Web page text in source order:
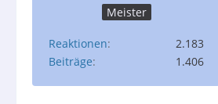
Meister
Reaktionen
2.183
Beiträge
1.406